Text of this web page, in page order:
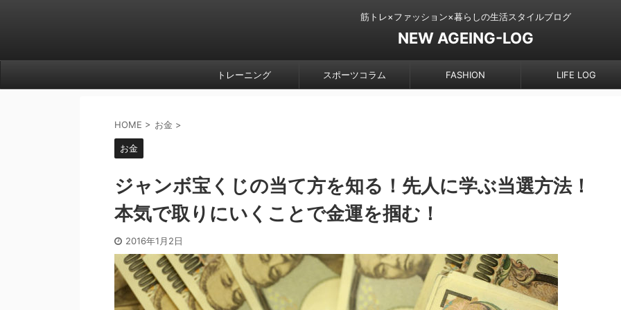
筋トレ×ファッション×暮らしの生活スタイルブログ
NEW AGEING-LOG
トレーニング スポーツコラム FASHION LIFE LOG
HOME > お金 >
お金
ジャンボ宝くじの当て方を知る！先人に学ぶ当選方法！
本気で取りにいくことで金運を掴む！
2016年1月2日